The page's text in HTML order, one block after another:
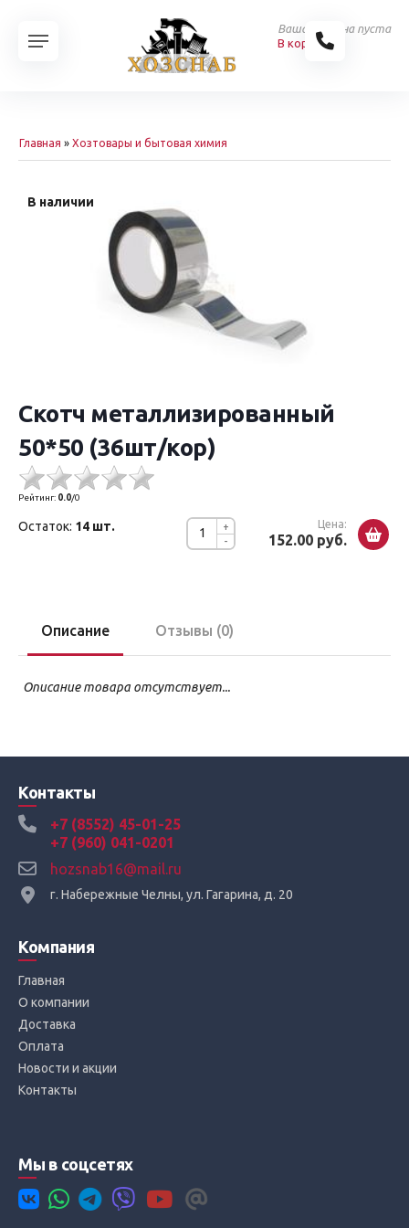
Ваша корзина пуста
В корзину
Главная » Хозтовары и бытовая химия
В наличии
Скотч металлизированный
50*50 (36шт/кор)
Рейтинг: 0.0/0
-
+ Цена:
152.00 руб.
Остаток: 14 шт.
Описание Отзывы (0)
Описание товара отсутствует...
Контакты
+7 (8552) 45-01-25
+7 (960) 041-0201
hozsnab16@mail.ru
г. Набережные Челны, ул. Гагарина, д. 20
Компания
Главная
О компании
Доставка
Оплата
Новости и акции
Контакты
Мы в соцсетях